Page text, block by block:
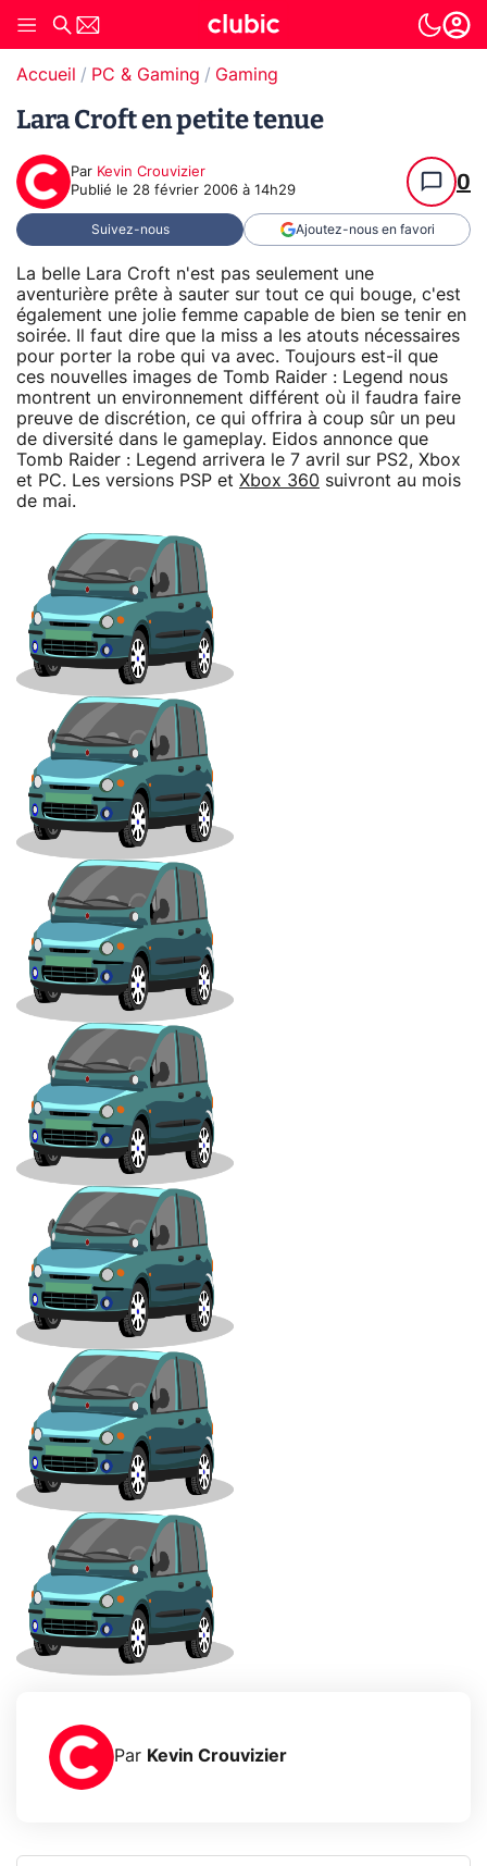
Accueil PC & Gaming Gaming
Lara Croft en petite tenue
Par Kevin Crouvizier
Publié le 28 février 2006 à 14h29 0
Suivez-nous Ajoutez-nous en favori
La belle Lara Croft n'est pas seulement une
aventurière prête à sauter sur tout ce qui bouge, c'est
également une jolie femme capable de bien se tenir en
soirée. Il faut dire que la miss a les atouts nécessaires
pour porter la robe qui va avec. Toujours est-il que
ces nouvelles images de Tomb Raider : Legend nous
montrent un environnement différent où il faudra faire
preuve de discrétion, ce qui offrira à coup sûr un peu
de diversité dans le gameplay. Eidos annonce que
Tomb Raider : Legend arrivera le 7 avril sur PS2, Xbox
et PC. Les versions PSP et Xbox 360 suivront au mois
de mai.
Par Kevin Crouvizier